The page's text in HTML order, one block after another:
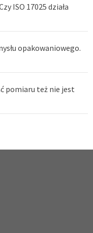
ISO 17025 działa
opakowaniowego.
pomiaru też nie jest